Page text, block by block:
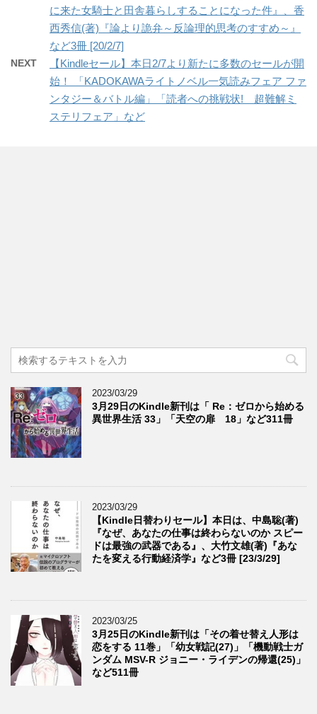
に来た女騎士と田舎暮らしすることになった件』、香
西秀信(著)『論より詭弁～反論理的思考のすすめ～』
など3冊 [20/2/7]
NEXT
【Kindleセール】本日2/7より新たに多数のセールが開
始！ 「KADOKAWAライトノベル一気読みフェア ファ
ンタジー＆バトル編」「読者への挑戦状! 超難解ミ
ステリフェア」など
2023/03/29
3月29日のKindle新刊は「 Re：ゼロから始める
異世界生活 33」「天空の扉 18」など311冊
2023/03/29
【Kindle日替わりセール】本日は、中島聡(著)
『なぜ、あなたの仕事は終わらないのか スピー
ドは最強の武器である』、大竹文雄(著)『あな
たを変える行動経済学』など3冊 [23/3/29]
2023/03/25
3月25日のKindle新刊は「その着せ替え人形は
恋をする 11巻」「幼女戦記(27)」「機動戦士ガ
ンダム MSV-R ジョニー・ライデンの帰還(25)」
など511冊